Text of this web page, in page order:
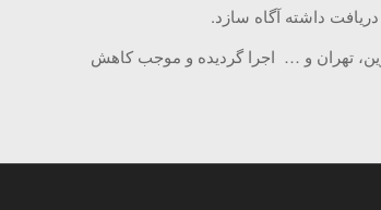
داشته آگاه سازد.
تهران و … اجرا گردیده و موجب کاهش